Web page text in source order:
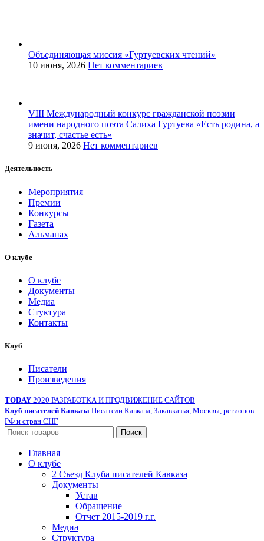
Объединяющая миссия «Гуртуевских чтений»
10 июня, 2026 Нет комментариев
VIII Международный конкурс гражданской поэзии
имени народного поэта Салиха Гуртуева «Есть родина, а
значит, счастье есть»
9 июня, 2026 Нет комментариев
Деятельность
Мероприятия
Премии
Конкурсы
Газета
Альманах
О клубе
О клубе
Документы
Медиа
Стуктура
Контакты
Клуб
Писатели
Произведения
TODAY 2020 РАЗРАБОТКА И ПРОДВИЖЕНИЕ САЙТОВ
Клуб писателей Кавказа Писатели Кавказа, Закавказья, Москвы, регионов
РФ и стран СНГ
Поиск
Главная
О клубе
2 Съезд Клуба писателей Кавказа
Документы
Устав
Обращение
Отчет 2015-2019 г.г.
Медиа
Структура